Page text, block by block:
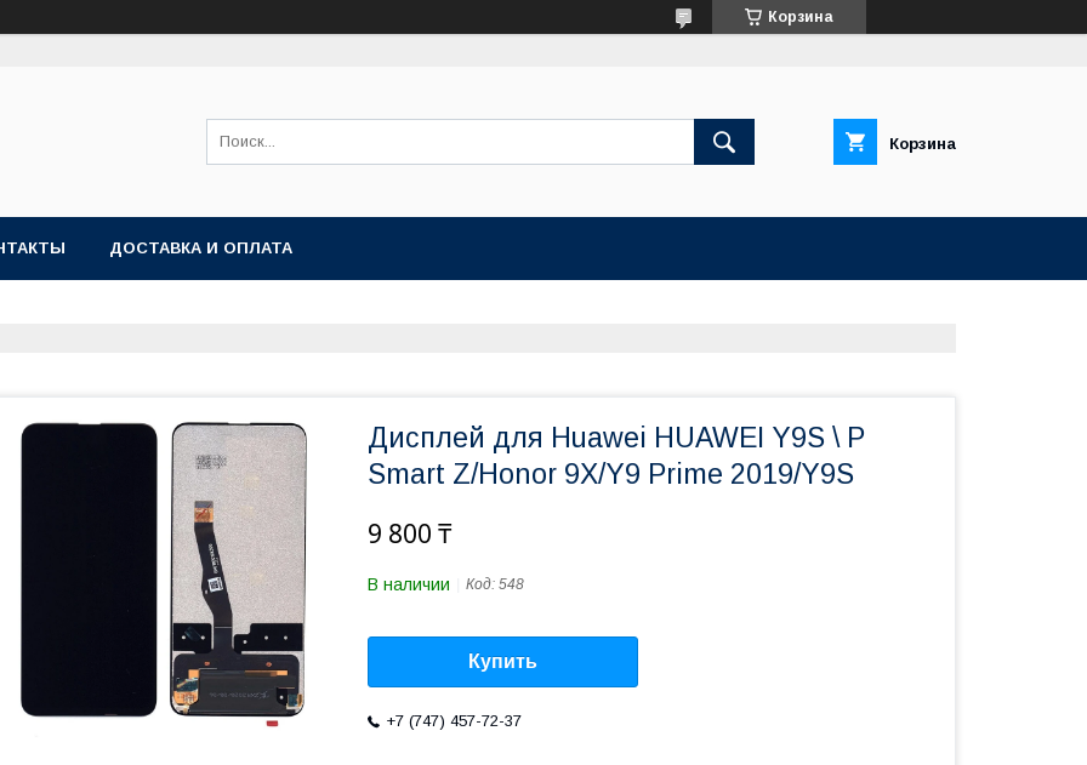
Корзина
Корзина
ДОСТАВКА И ОПЛАТА
Дисплей для Huawei HUAWEI Y9S \ P
Smart Z/Honor 9X/Y9 Prime 2019/Y9S
9 800 ₸
В наличии Код: 548
Купить
+7 (747) 457-72-37